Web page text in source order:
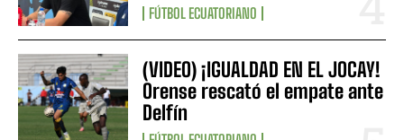
FÚTBOL ECUATORIANO
(VIDEO) ¡IGUALDAD EN EL JOCAY!
Orense rescató el empate ante
Delfín